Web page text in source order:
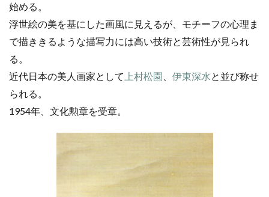
始める。
浮世絵の美を基にした画風に見えるが、モチーフの心理ま
で描ききるような描写力には高い技術と芸術性が見られ
る。
近代日本の美人画家として 上村松園 伊東深水と並び称せ
られる。
1954年、文化勲章を受章。